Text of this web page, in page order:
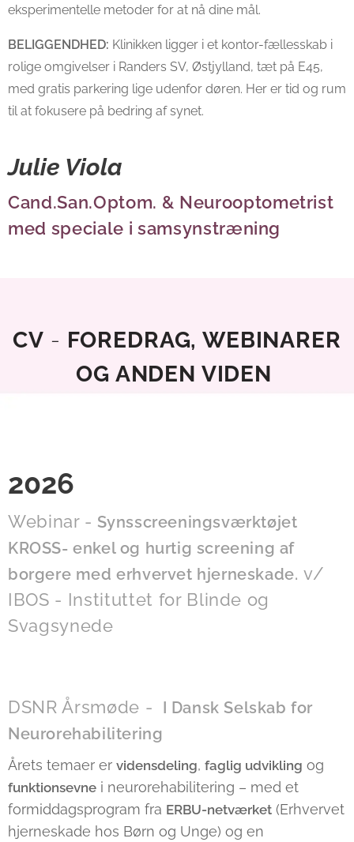
eksperimentelle metoder for at nå dine mål.
BELIGGENDHED: Klinikken ligger i et kontor-fællesskab i
rolige omgivelser i Randers SV, Østjylland, tæt på E45,
med gratis parkering lige udenfor døren. Her er tid og rum
til at fokusere på bedring af synet.
Julie Viola
Cand.San.Optom. & Neurooptometrist
med speciale i samsynstræning
CV - FOREDRAG, WEBINARER
OG ANDEN VIDEN
2026
Webinar - Synsscreeningsværktøjet
KROSS- enkel og hurtig screening af
borgere med erhvervet hjerneskade. v/
IBOS - Instituttet for Blinde og
Svagsynede
DSNR Årsmøde -
I Dansk Selskab for
Neurorehabilitering
Årets temaer er vidensdeling, faglig udvikling og
funktionsevne i neurorehabilitering – med et
formiddagsprogram fra ERBU-netværket (Erhvervet
hjerneskade hos Børn og Unge) og en